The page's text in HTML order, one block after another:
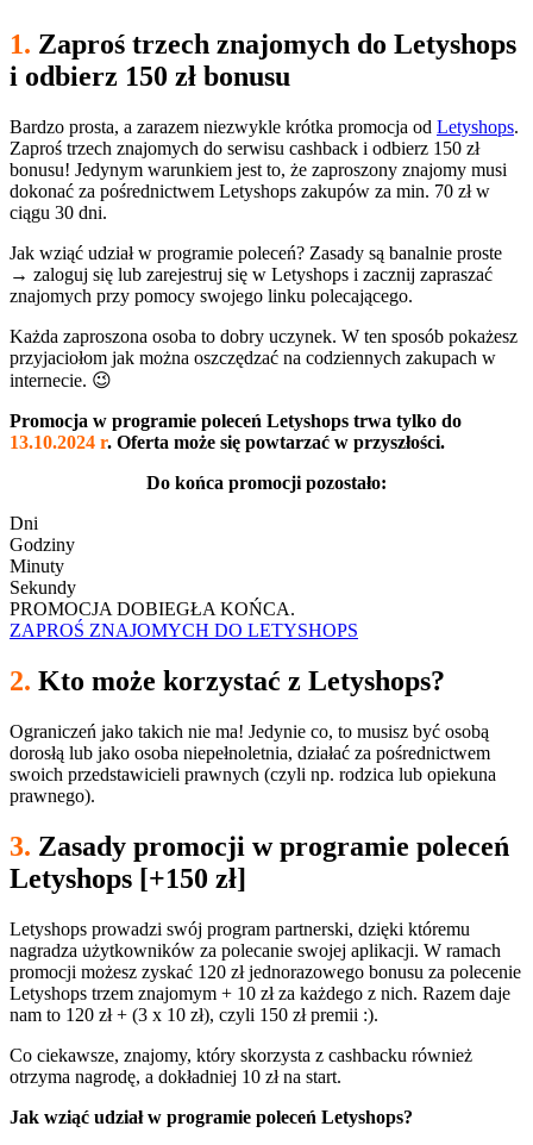
1. Zaproś trzech znajomych do Letyshops
i odbierz 150 zł bonusu
Bardzo prosta, a zarazem niezwykle krótka promocja od Letyshops.
Zaproś trzech znajomych do serwisu cashback i odbierz 150 zł
bonusu! Jedynym warunkiem jest to, że zaproszony znajomy musi
dokonać za pośrednictwem Letyshops zakupów za min. 70 zł w
ciągu 30 dni.
Jak wziąć udział w programie poleceń? Zasady są banalnie proste
→ zaloguj się lub zarejestruj się w Letyshops i zacznij zapraszać
znajomych przy pomocy swojego linku polecającego.
Każda zaproszona osoba to dobry uczynek. W ten sposób pokażesz
przyjaciołom jak można oszczędzać na codziennych zakupach w
internecie. 😉
Promocja w programie poleceń Letyshops trwa tylko do
13.10.2024 r. Oferta może się powtarzać w przyszłości.
Do końca promocji pozostało:
Dni
Godziny
Minuty
Sekundy
PROMOCJA DOBIEGŁA KOŃCA.
ZAPROŚ ZNAJOMYCH DO LETYSHOPS
2. Kto może korzystać z Letyshops?
Ograniczeń jako takich nie ma! Jedynie co, to musisz być osobą
dorosłą lub jako osoba niepełnoletnia, działać za pośrednictwem
swoich przedstawicieli prawnych (czyli np. rodzica lub opiekuna
prawnego).
3. Zasady promocji w programie poleceń
Letyshops [+150 zł]
Letyshops prowadzi swój program partnerski, dzięki któremu
nagradza użytkowników za polecanie swojej aplikacji. W ramach
promocji możesz zyskać 120 zł jednorazowego bonusu za polecenie
Letyshops trzem znajomym + 10 zł za każdego z nich. Razem daje
nam to 120 zł + (3 x 10 zł), czyli 150 zł premii :).
Co ciekawsze, znajomy, który skorzysta z cashbacku również
otrzyma nagrodę, a dokładniej 10 zł na start.
Jak wziąć udział w programie poleceń Letyshops?